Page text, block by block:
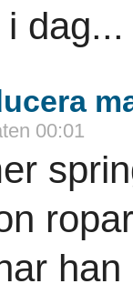
dag...
00:01